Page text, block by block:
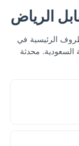
الرياض
الرئيسية في
السعودية. محدثة